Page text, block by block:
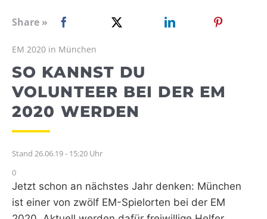
WEBRADIO
Share »
EM 2020 in München
SO KANNST DU
VOLUNTEER BEI DER EM
2020 WERDEN
Stand 26.06.19 - 15:20 Uhr
0
Jetzt schon an nächstes Jahr denken: München
ist einer von zwölf EM-Spielorten bei der EM